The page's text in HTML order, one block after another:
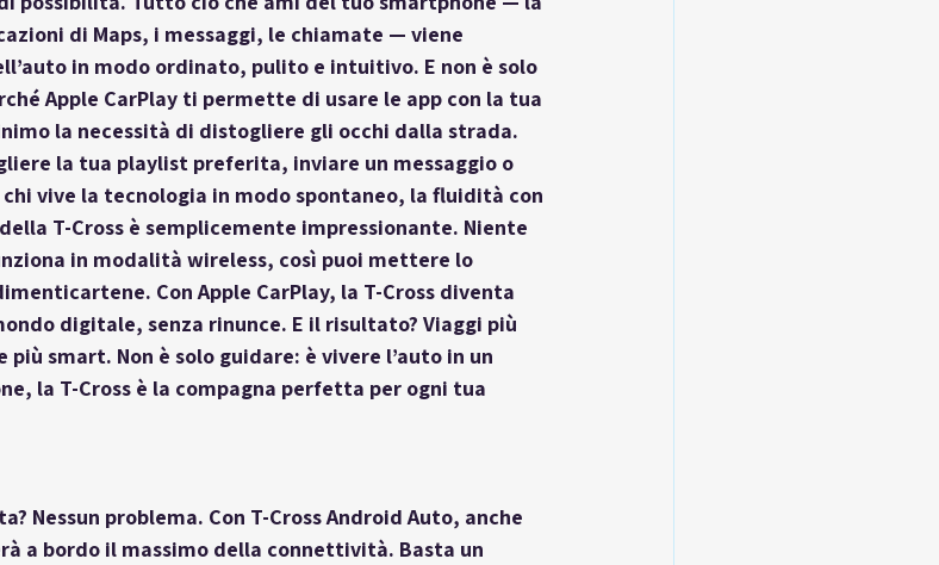
di Maps, i messaggi, le chiamate — viene
in modo ordinato, pulito e intuitivo. E non è solo
Apple CarPlay ti permette di usare le app con la tua
la necessità di distogliere gli occhi dalla strada.
la tua playlist preferita, inviare un messaggio o
vive la tecnologia in modo spontaneo, la fluidità con
T-Cross è semplicemente impressionante. Niente
in modalità wireless, così puoi mettere lo
Con Apple CarPlay, la T-Cross diventa
digitale, senza rinunce. E il risultato? Viaggi più
smart. Non è solo guidare: è vivere l’auto in un
la T-Cross è la compagna perfetta per ogni tua
Nessun problema. Con T-Cross Android Auto, anche
a bordo il massimo della connettività. Basta un